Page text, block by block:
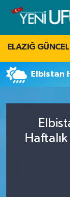
ELAZIĞ GÜNCEL
Elbistan
Nöbetçi
Hava
Namaz
Süper Lig